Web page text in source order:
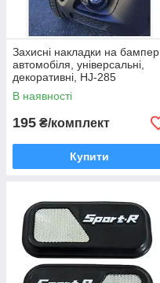
Захисні накладки на бампер
автомобіля, універсальні,
декоративні, HJ-285
В наявності
195 ₴/комплект
Купити